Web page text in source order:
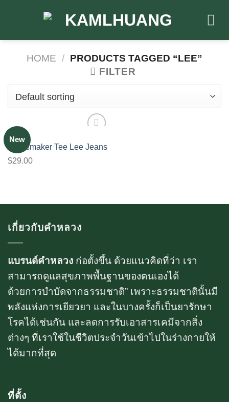
content
HOME / PRODUCTS TAGGED “LEE”
FILTER
New
Add to
wishlist
MEN
Jeansmaker Tee Lee Jeans
$29.00
เกี่ยวกับคำหลวง
แบรนด์คำหลวง ก่อตั้งขึ้น ด้วยแนวคิดที่ว่า เรา
สามารถดูแลสุขภาพพื้นฐานของตนเองได้
ด้วยการบำบัดจากธรรมชาติ” เพราะธรรมชาตินั้นมี
พลังแห่งการเยียวยา และในบางครั้งก็เป็นยารักษา
โรคได้เช่นกัน และลดการรับเอาสารเคมีจากสิ่ง
ต่างๆ ที่เราใช้ในชีวิตประจำวันเข้าไปในร่างกายให้
ได้มากที่สุด
ที่ตั้ง